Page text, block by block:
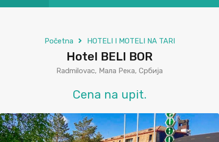
Početna HOTELI I MOTELI NA TARI
Hotel BELI BOR
Radmilovac, Мала Река, Србија
Cena na upit.